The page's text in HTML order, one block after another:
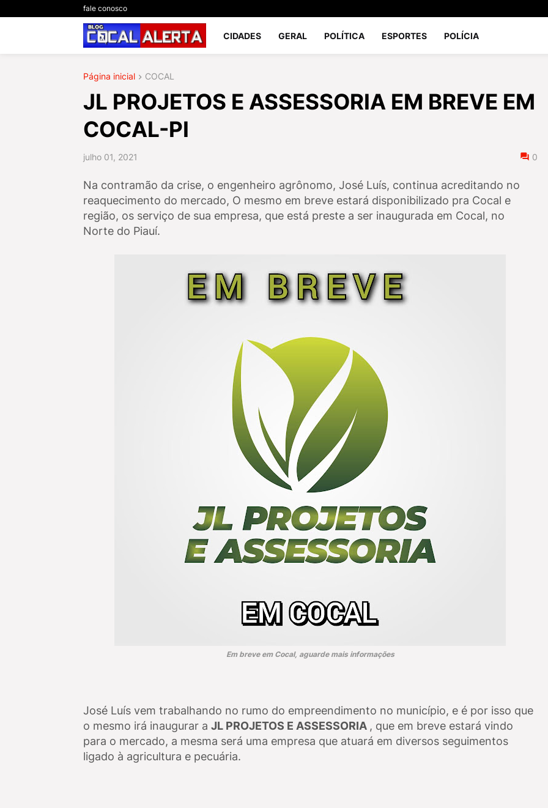
fale conosco
CIDADES GERAL POLÍTICA ESPORTES POLÍCIA
Página inicial COCAL
JL PROJETOS E ASSESSORIA EM BREVE EM
COCAL-PI
julho 01, 2021 0
Na contramão da crise, o engenheiro agrônomo, José Luís, continua acreditando no
reaquecimento do mercado, O mesmo em breve estará disponibilizado pra Cocal e
região, os serviço de sua empresa, que está preste a ser inaugurada em Cocal, no
Norte do Piauí.
Em breve em Cocal, aguarde mais informações
José Luís vem trabalhando no rumo do empreendimento no município, e é por isso que
o mesmo irá inaugurar a JL PROJETOS E ASSESSORIA , que em breve estará vindo
para o mercado, a mesma será uma empresa que atuará em diversos seguimentos
ligado à agricultura e pecuária.